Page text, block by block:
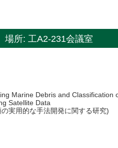
所: 工A2-231会議室
Marine Debris and Classification
Satellite Data
実用的な手法開発に関する研究)